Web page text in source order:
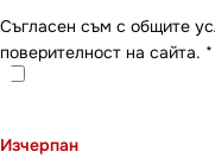
Съгласен съм с общите
поверителност на сайта. *
Изчерпан